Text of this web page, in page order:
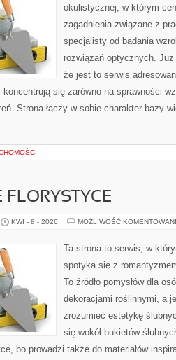
okulistycznej, w którym
zagadnienia związane z
specjalisty od badania
rozwiązań optycznych.
że jest to serwis
się zarówno na sprawności
Strona łączy w sobie charakter bazy
FLORYSTYCE
KWI - 8 - 2026 MOŻLIWOŚĆ
Ta strona to serwis, w
spotyka się z
To źródło pomysłów dla
dekoracjami roślinnymi, a
zrozumieć estetykę
się wokół bukietów
bo prowadzi także do materiałów